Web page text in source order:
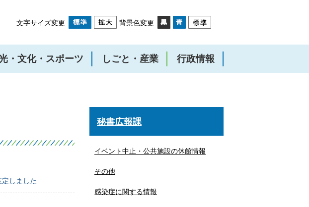
文字サイズ変更 背景色変更
・文化・スポーツ しごと・産業 行政情報
しました
秘書広報課
イベント中止・公共施設の休館情報
その他
感染症に関する情報